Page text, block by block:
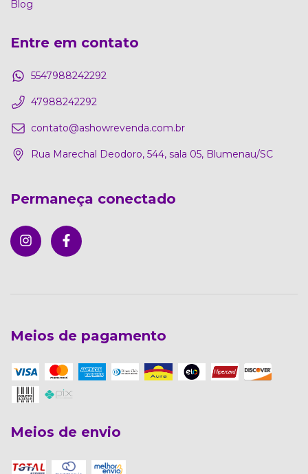
Blog
Entre em contato
5547988242292
47988242292
contato@ashowrevenda.com.br
Rua Marechal Deodoro, 544, sala 05, Blumenau/SC
Permaneça conectado
Meios de pagamento
Meios de envio